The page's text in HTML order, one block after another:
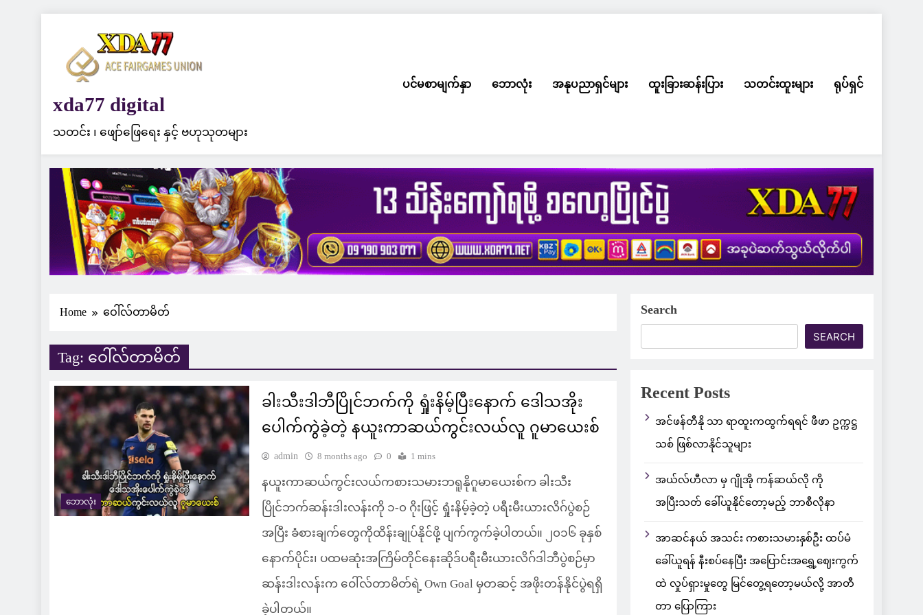
xda77 digital
သတင်း ၊ ဖျော်ဖြေရေး နှင့် ဗဟုသုတများ
ပင်မစာမျက်နှာ ဘောလုံး အနုပညာရှင်များ ထူးခြားဆန်းပြား သတင်းထူးများ ရုပ်ရှင်
Home ဝေါ်လ်တာမိတ်
Tag: ဝေါ်လ်တာမိတ်
ဘောလုံး
ခါးသီးဒါဘီပြိုင်ဘက်ကို ရှုံးနိမ့်ပြီးနောက် ဒေါသအိုး
ပေါက်ကွဲခဲ့တဲ့ နယူးကာဆယ်ကွင်းလယ်လူ ဂူမာယေးစ်
admin 8 months ago 0 1 mins
နယူးကာဆယ်ကွင်းလယ်ကစားသမားဘရူနိုဂူမာယေးစ်က ခါးသီး
ပြိုင်ဘက်ဆန်းဒါးလန်းကို ၁-၀ ဂိုးဖြင့် ရှုံးနိမ့်ခဲ့တဲ့ ပရီးမီးယားလိဂ်ပွဲစဉ်
အပြီး ခံစားချက်တွေကိုထိန်းချုပ်နိုင်ဖို့ ပျက်ကွက်ခဲ့ပါတယ်။ ၂၀၁၆ ခုနှစ်
နောက်ပိုင်း၊ ပထမဆုံးအကြိမ်တိုင်နေးဆိုဒ်ပရီးမီးယားလိဂ်ဒါဘီပွဲစဉ်မှာ
ဆန်းဒါးလန်းက ဝေါ်လ်တာမိတ်ရဲ့ Own Goal မှတဆင့် အဖိုးတန်နိုင်ပွဲရရှိ
ခဲ့ပါတယ်။
Search
SEARCH
Recent Posts
အင်ဖန်တီနို သာ ရာထူးကထွက်ရရင် ဖီဖာ ဥက္ကဋ္ဌ
သစ် ဖြစ်လာနိုင်သူများ
အယ်လ်ဟီလာ မှ ဂျိုအို ကန်ဆယ်လို ကို
အပြီးသတ် ခေါ်ယူနိုင်တော့မည့် ဘာစီလိုနာ
အာဆင်နယ် အသင်း ကစားသမားနှစ်ဦး ထပ်မံ
ခေါ်ယူရန် နီးစပ်နေပြီး အပြောင်းအရွှေ့ဈေးကွက်
ထဲ လှုပ်ရှားမှုတွေ မြင်တွေ့ရတော့မယ်လို့ အာတီ
တာ ပြောကြား